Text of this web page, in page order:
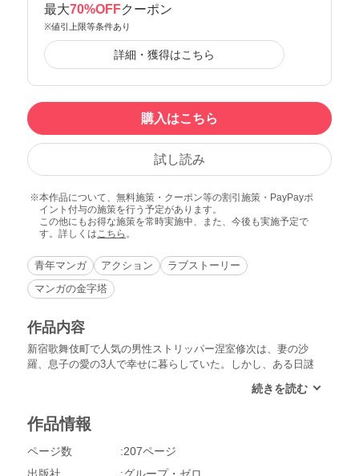
最大70%OFFクーポン
※値引上限等条件あり
詳細・獲得はこちら
購入はこちら
試し読み
本作品について、無料施策・クーポン等の割引施策・PayPayポ
イント付与の施策を行う予定があります。
この他にもお得な施策を常時実施中、また、今後も実施予定で
す。詳しくはこちら 。
青年マンガ アクション
ラブストーリー
マンガの金字塔
作品内容
新宿歌舞伎町で人気の男性ストリッパー涅室修次は、妻の沙
羅、息子の愛の3人で幸せに暮らしていた。しかし、ある日謎
3階の窓から転落してしまう。慌てて下に降りる沙羅だった
か。実はこの襲撃には沙羅の過去が大きく関わっていた。沙羅
作品情報
ページ数
207ページ